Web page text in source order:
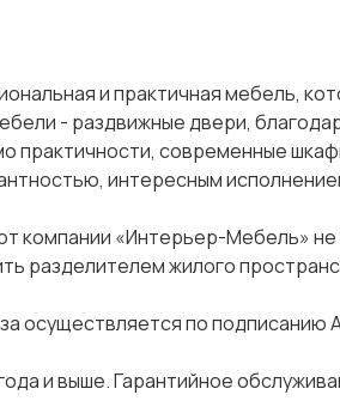
и практичная мебель,
- раздвижные двери,
практичности, современные
интересным
компании «Интерьер-Мебель»
разделителем жилого
осуществляется по
и выше. Гарантийное